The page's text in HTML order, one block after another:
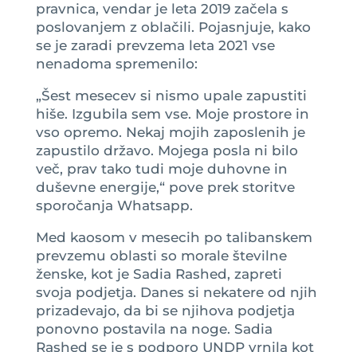
pravnica, vendar je leta 2019 začela s
poslovanjem z oblačili. Pojasnjuje, kako
se je zaradi prevzema leta 2021 vse
nenadoma spremenilo:
„Šest mesecev si nismo upale zapustiti
hiše. Izgubila sem vse. Moje prostore in
vso opremo. Nekaj mojih zaposlenih je
zapustilo državo. Mojega posla ni bilo
več, prav tako tudi moje duhovne in
duševne energije,“ pove prek storitve
sporočanja Whatsapp.
Med kaosom v mesecih po talibanskem
prevzemu oblasti so morale številne
ženske, kot je Sadia Rashed, zapreti
svoja podjetja. Danes si nekatere od njih
prizadevajo, da bi se njihova podjetja
ponovno postavila na noge. Sadia
Rashed se je s podporo UNDP vrnila kot